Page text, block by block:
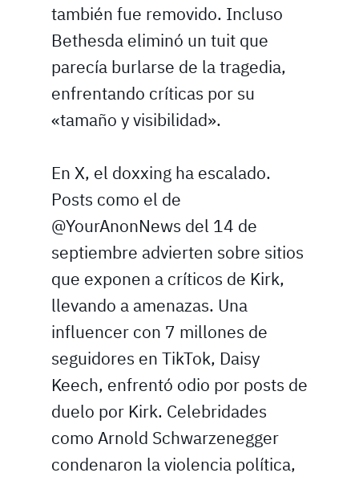
también fue removido. Incluso
Bethesda eliminó un tuit que
parecía burlarse de la tragedia,
enfrentando críticas por su
«tamaño y visibilidad».
En X, el doxxing ha escalado.
Posts como el de
@YourAnonNews del 14 de
septiembre advierten sobre sitios
que exponen a críticos de Kirk,
llevando a amenazas. Una
influencer con 7 millones de
seguidores en TikTok, Daisy
Keech, enfrentó odio por posts de
duelo por Kirk. Celebridades
como Arnold Schwarzenegger
condenaron la violencia política,